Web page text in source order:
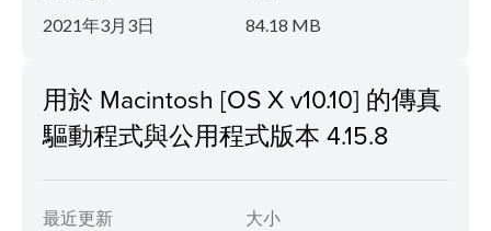
2021年3月3日
84.18 MB
用於 Macintosh [OS X v10.10] 的傳真
驅動程式與公用程式版本 4.15.8
最近更新
大小